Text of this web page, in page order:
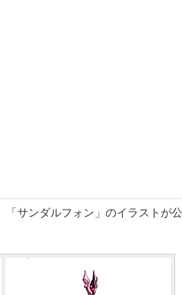
サンダルフォン」のイラストが